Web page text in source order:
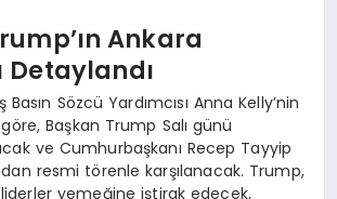
Ankara
Detaylandı
Sözcü Yardımcısı Anna Kelly’nin
Başkan Trump Salı günü
ve Cumhurbaşkanı Recep Tayyip
resmi törenle karşılanacak. Trump,
yemeğine iştirak edecek,